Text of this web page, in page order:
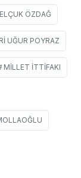
ÖZDAĞ
UĞUR POYRAZ
MILLET İTTIFAKI